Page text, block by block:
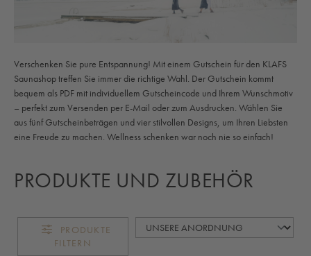
Verschenken Sie pure Entspannung! Mit einem Gutschein für den KLAFS
Saunashop treffen Sie immer die richtige Wahl. Der Gutschein kommt
bequem als PDF mit individuellem Gutscheincode und Ihrem Wunschmotiv
– perfekt zum Versenden per E-Mail oder zum Ausdrucken. Wählen Sie
aus fünf Gutscheinbeträgen und vier stilvollen Designs, um Ihren Liebsten
eine Freude zu machen. Wellness schenken war noch nie so einfach!
PRODUKTE UND ZUBEHÖR
FILTERN